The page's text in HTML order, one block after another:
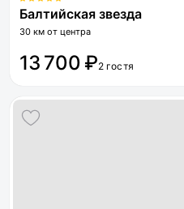
Балтийская звезда
30 км от центра
13 700 ₽2 гостя